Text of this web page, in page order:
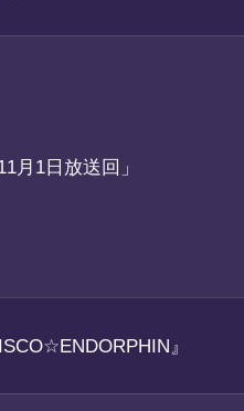
月1日放送回」
』